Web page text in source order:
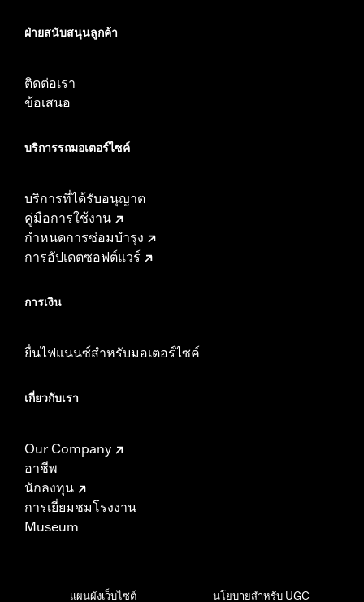
ฝ่ายสนับสนุนลูกค้า
ติดต่อเรา
ข้อเสนอ
บริการรถมอเตอร์ไซค์​
บริการที่ได้รับอนุญาต
คู่มือการใช้งาน
กำหนดการซ่อมบำรุง
การอัปเดตซอฟต์แวร์
การเงิน
ยื่นไฟแนนซ์สำหรับมอเตอร์ไซค์
เกี่ยวกับเรา
Our Company
อาชีพ
นักลงทุน
การเยี่ยมชมโรงงาน
Museum
แผนผังเว็บไซต์ นโยบายสำหรับ UGC